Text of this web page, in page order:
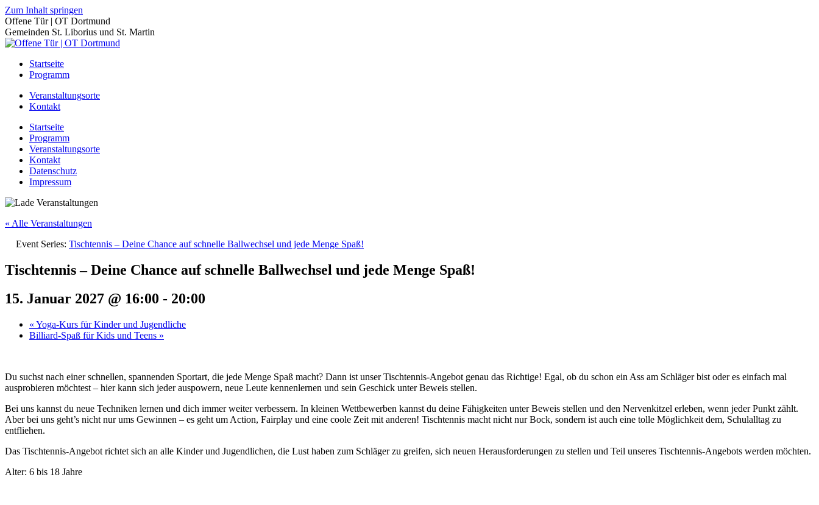
Zum Inhalt springen
Offene Tür | OT Dortmund
Gemeinden St. Liborius und St. Martin
Startseite
Programm
Veranstaltungsorte
Kontakt
Startseite
Programm
Veranstaltungsorte
Kontakt
Datenschutz
Impressum
« Alle Veranstaltungen
Event Series: Tischtennis – Deine Chance auf schnelle Ballwechsel und jede Menge Spaß!
Tischtennis – Deine Chance auf schnelle Ballwechsel und jede Menge Spaß!
15. Januar 2027 @ 16:00 - 20:00
« Yoga-Kurs für Kinder und Jugendliche
Billiard-Spaß für Kids und Teens »
Du suchst nach einer schnellen, spannenden Sportart, die jede Menge Spaß macht? Dann ist unser Tischtennis-Angebot genau das Richtige! Egal, ob du schon ein Ass am Schläger bist oder es einfach mal
ausprobieren möchtest – hier kann sich jeder auspowern, neue Leute kennenlernen und sein Geschick unter Beweis stellen.
Bei uns kannst du neue Techniken lernen und dich immer weiter verbessern. In kleinen Wettbewerben kannst du deine Fähigkeiten unter Beweis stellen und den Nervenkitzel erleben, wenn jeder Punkt zählt.
Aber bei uns geht’s nicht nur ums Gewinnen – es geht um Action, Fairplay und eine coole Zeit mit anderen! Tischtennis macht nicht nur Bock, sondern ist auch eine tolle Möglichkeit dem, Schulalltag zu
entfliehen.
Das Tischtennis-Angebot richtet sich an alle Kinder und Jugendlichen, die Lust haben zum Schläger zu greifen, sich neuen Herausforderungen zu stellen und Teil unseres Tischtennis-Angebots werden möchten.
Alter: 6 bis 18 Jahre